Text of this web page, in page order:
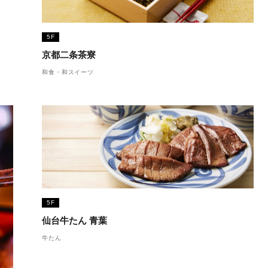
5F
京都二条茶寮
和食・和スイーツ
5F
仙台牛たん 青葉
牛たん